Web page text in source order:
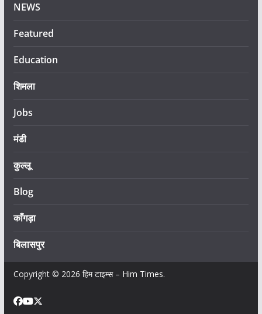
NEWS
Featured
Education
शिमला
Jobs
मंडी
कुल्लू
Blog
काँगड़ा
बिलासपुर
Copyright © 2026 हिम टाइम्स – Him Times.